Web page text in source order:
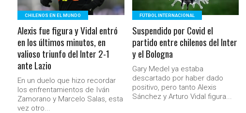
CHILENOS EN EL MUNDO
Alexis fue figura y Vidal entró
en los últimos minutos, en
valioso triunfo del Inter 2-1
ante Lazio
En un duelo que hizo recordar
los enfrentamientos de Iván
Zamorano y Marcelo Salas, esta
vez otro...
FÚTBOL INTERNACIONAL
Suspendido por Covid el
partido entre chilenos del Inter
y el Bologna
Gary Medel ya estaba
descartado por haber dado
positivo, pero tanto Alexis
Sánchez y Arturo Vidal figura...